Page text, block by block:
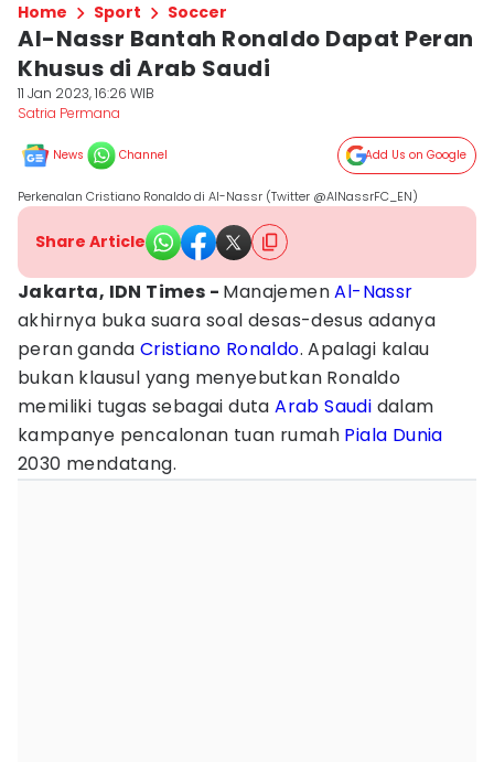
Home Sport Soccer
Al-Nassr Bantah Ronaldo Dapat Peran
Khusus di Arab Saudi
11 Jan 2023, 16:26 WIB
Satria Permana
News Channel Add Us on Google
Perkenalan Cristiano Ronaldo di Al-Nassr (Twitter @AlNassrFC_EN)
Share Article
Jakarta, IDN Times - ManajemenAl-Nassr
akhirnya buka suara soal desas-desus adanya
peran ganda Cristiano Ronaldo. Apalagi kalau
bukan klausul yang menyebutkan Ronaldo
memiliki tugas sebagai dutaArab Saudi dalam
kampanye pencalonan tuan rumah Piala Dunia
2030 mendatang.